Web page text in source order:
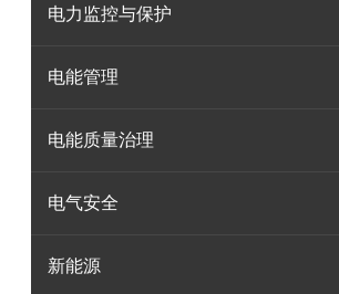
电力监控与保护
电能管理
电能质量治理
电气安全
新能源